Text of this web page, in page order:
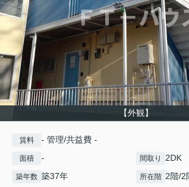
【外観】
賃料 - 管理/共益費 -
面積 - 間取り 2DK
築年数 築37年 所在階 2階/2